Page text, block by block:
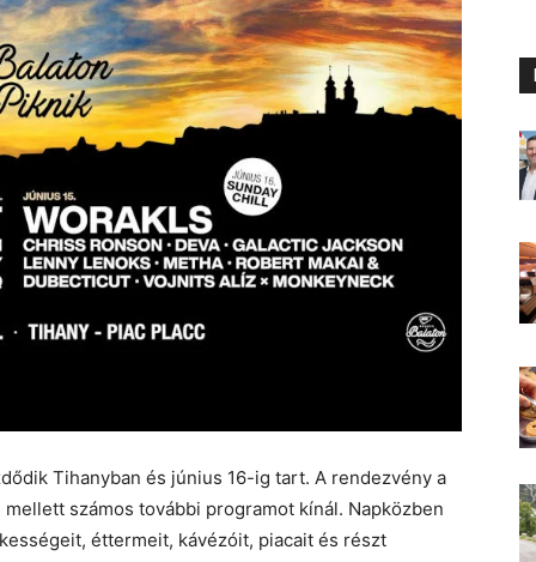
Tihanyban és június 16-ig tart. A rendezvény a
számos további programot kínál. Napközben
éttermeit, kávézóit, piacait és részt